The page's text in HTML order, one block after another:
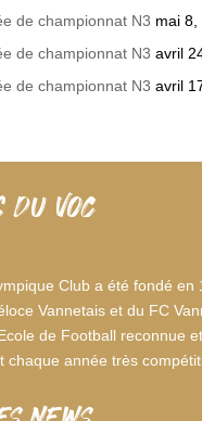
de championnat N3 mai 8,
de championnat N3 avril
de championnat N3 avril
DU VOC
Club a été fondé en
Vannetais et du FC
de Football reconnue
chaque année très